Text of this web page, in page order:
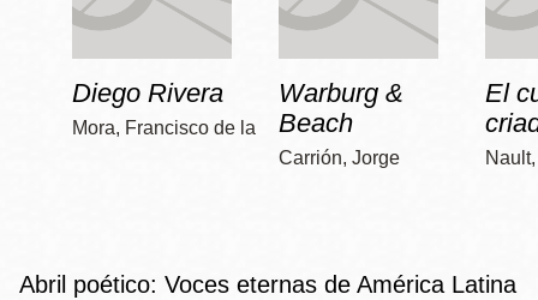
Diego Rivera
Mora, Francisco de la
Warburg &
Beach
Carrión, Jorge
El
Abril poético: Voces eternas de América Latina